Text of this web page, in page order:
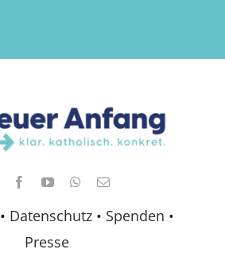
• Datenschutz • Spenden •
Presse